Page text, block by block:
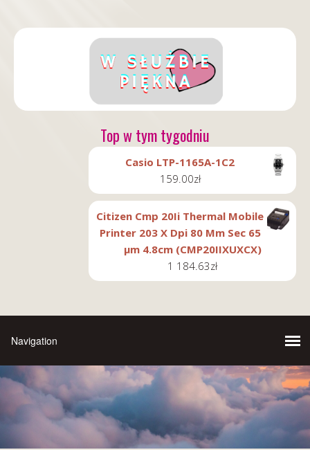
Top w tym tygodniu
Casio LTP-1165A-1C2
159.00zł
Citizen Cmp 20Ii Thermal Mobile
Printer 203 X Dpi 80 Mm Sec 65
µm 4.8cm (CMP20IIXUXCX)
1 184.63zł